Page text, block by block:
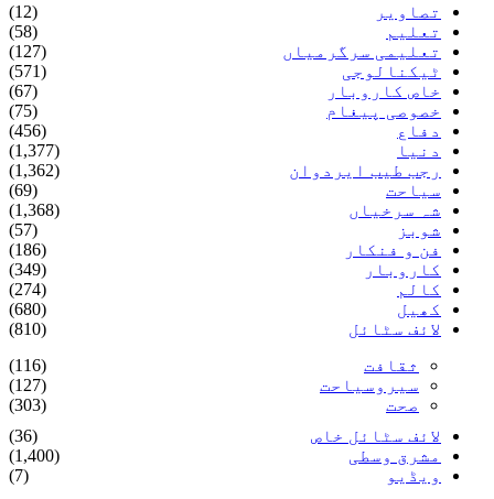
تصاویر
(12)
تعلیم
(58)
تعلیمی سرگرمیاں
(127)
ٹیکنالوجی
(571)
خاص کاروبار
(67)
خصوصی پیغام
(75)
دفاع
(456)
دنیا
(1,377)
رجب طیب ایردوان
(1,362)
سیاحت
(69)
شہ سرخیاں
(1,368)
شوبز
(57)
فن و فنکار
(186)
کاروبار
(349)
کالم
(274)
کھیل
(680)
لائف سٹائل
(810)
ثقافت
(116)
سیروسیاحت
(127)
صحت
(303)
لائف سٹائل خاص
(36)
مشرق وسطی
(1,400)
ویڈیو
(7)